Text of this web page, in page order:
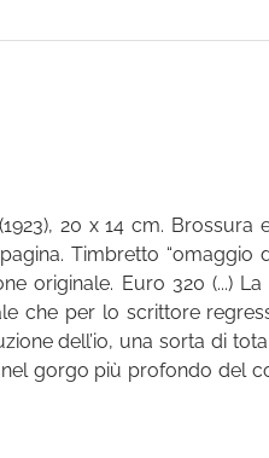
20 x 14 cm. Brossura
Timbretto “omaggio
originale. Euro 320 (...)
che per lo scrittore
dell’io, una sorta di
gorgo più profondo del